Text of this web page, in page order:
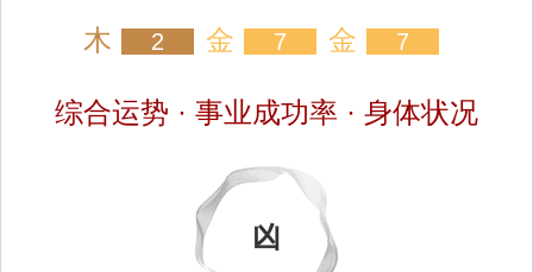
木 2 金 7 金 7
综合运势 · 事业成功率 · 身体状况
凶